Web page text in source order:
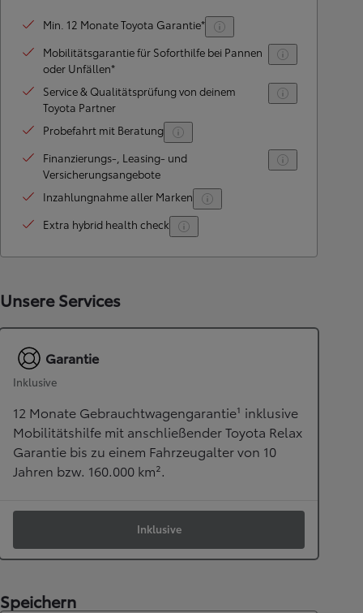
Min. 12 Monate Toyota Garantie*
Mobilitätsgarantie für Soforthilfe bei Pannen
oder Unfällen*
Service & Qualitätsprüfung von deinem
Toyota Partner
Probefahrt mit Beratung
Finanzierungs-, Leasing- und
Versicherungsangebote
Inzahlungnahme aller Marken
Extra hybrid health check
Unsere Services
Garantie
Inklusive
12 Monate Gebrauchtwagengarantie¹ inklusive
Mobilitätshilfe mit anschließender Toyota Relax
Garantie bis zu einem Fahrzeugalter von 10
Jahren bzw. 160.000 km².
Inklusive
Speichern